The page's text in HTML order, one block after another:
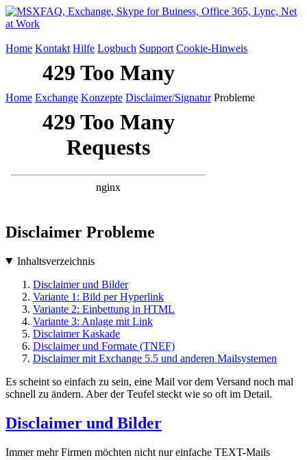
Home Kontakt Hilfe Logbuch Support Cookie-Hinweis
Home Exchange Konzepte Disclaimer/SignaturProbleme
Disclaimer Probleme
Inhaltsverzeichnis
Disclaimer und Bilder
Variante 1: Bild per Hyperlink
Variante 2: Einbettung in HTML
Variante 3: Anlage mit Link
Disclaimer Kaskade
Disclaimer und Formate (TNEF)
Disclaimer mit Exchange 5.5 und anderen Mailsystemen
Es scheint so einfach zu sein, eine Mail vor dem Versand noch mal
schnell zu ändern. Aber der Teufel steckt wie so oft im Detail.
Disclaimer und Bilder
Immer mehr Firmen möchten nicht nur einfache TEXT-Mails